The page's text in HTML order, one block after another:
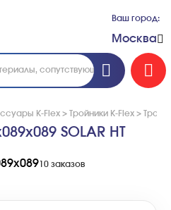
Ваш город:
Москва
K-Flex > Тройники K-Flex >
SOLAR HT
10 заказов